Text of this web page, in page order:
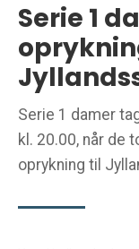
Serie 1
Serie 1 damer
kl. 20.00, når de
oprykning til